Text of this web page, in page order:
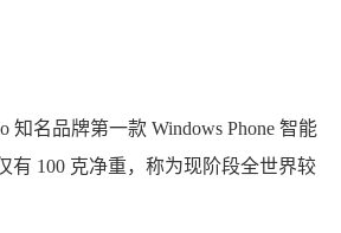
名品牌第一款 Windows Phone 智能
有 100 克净重，称为现阶段全世界较